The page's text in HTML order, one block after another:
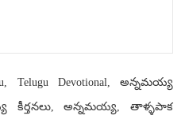
Telugu Devotional, అన్నమయ్య
కీర్తనలు, అన్నమయ్య, తాళ్ళపాక